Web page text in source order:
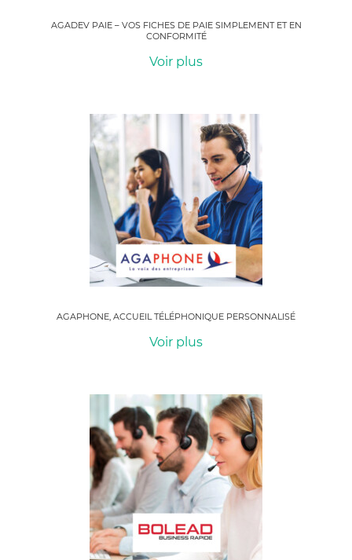
AGADEV PAIE – VOS FICHES DE PAIE SIMPLEMENT ET EN
CONFORMITÉ
Voir plus
AGAPHONE, ACCUEIL TÉLÉPHONIQUE PERSONNALISÉ
Voir plus